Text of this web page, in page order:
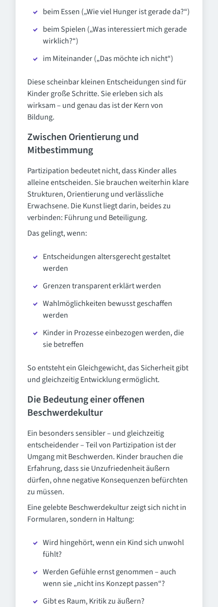
beim Essen („Wie viel Hunger ist gerade da?“)
beim Spielen („Was interessiert mich gerade
wirklich?“)
im Miteinander („Das möchte ich nicht“)
Diese scheinbar kleinen Entscheidungen sind für
Kinder große Schritte. Sie erleben sich als
wirksam – und genau das ist der Kern von
Bildung.
Zwischen Orientierung und
Mitbestimmung
Partizipation bedeutet nicht, dass Kinder alles
alleine entscheiden. Sie brauchen weiterhin klare
Strukturen, Orientierung und verlässliche
Erwachsene. Die Kunst liegt darin, beides zu
verbinden: Führung und Beteiligung.
Das gelingt, wenn:
Entscheidungen altersgerecht gestaltet
werden
Grenzen transparent erklärt werden
Wahlmöglichkeiten bewusst geschaffen
werden
Kinder in Prozesse einbezogen werden, die
sie betreffen
So entsteht ein Gleichgewicht, das Sicherheit gibt
und gleichzeitig Entwicklung ermöglicht.
Die Bedeutung einer offenen
Beschwerdekultur
Ein besonders sensibler – und gleichzeitig
entscheidender – Teil von Partizipation ist der
Umgang mit Beschwerden. Kinder brauchen die
Erfahrung, dass sie Unzufriedenheit äußern
dürfen, ohne negative Konsequenzen befürchten
zu müssen.
Eine gelebte Beschwerdekultur zeigt sich nicht in
Formularen, sondern in Haltung:
Wird hingehört, wenn ein Kind sich unwohl
fühlt?
Werden Gefühle ernst genommen – auch
wenn sie „nicht ins Konzept passen“?
Gibt es Raum, Kritik zu äußern?